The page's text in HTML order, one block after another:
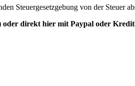
Steuergesetzgebung von der Steuer
oder direkt hier mit Paypal oder